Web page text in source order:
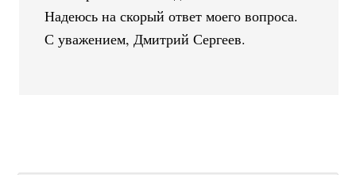
Надеюсь на скорый ответ моего вопроса.
С уважением, Дмитрий Сергеев.